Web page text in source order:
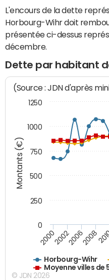
L'encours de la dette
Horbourg-Wihr doit
présentée ci-dessus
décembre.
Dette par habitant
Montants (€)
(Source : JDN d'après
Horbourg-Wihr
Moyenne villes de
2000200220062008
0
250
500
750
1000
1250
© JDN 2026